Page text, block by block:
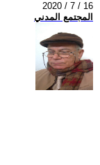
2020 / 7 / 16
المجتمع المدني